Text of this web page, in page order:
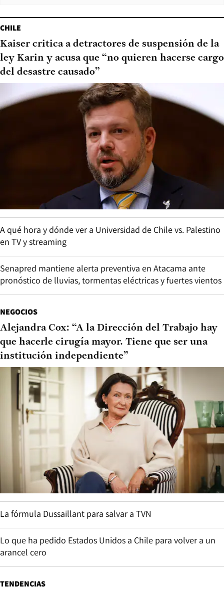
CHILE
Kaiser critica a detractores de suspensión de la
ley Karin y acusa que “no quieren hacerse cargo
del desastre causado”
A qué hora y dónde ver a Universidad de Chile vs. Palestino
en TV y streaming
Senapred mantiene alerta preventiva en Atacama ante
pronóstico de lluvias, tormentas eléctricas y fuertes vientos
NEGOCIOS
Alejandra Cox: “A la Dirección del Trabajo hay
que hacerle cirugía mayor. Tiene que ser una
institución independiente”
La fórmula Dussaillant para salvar a TVN
Lo que ha pedido Estados Unidos a Chile para volver a un
arancel cero
TENDENCIAS